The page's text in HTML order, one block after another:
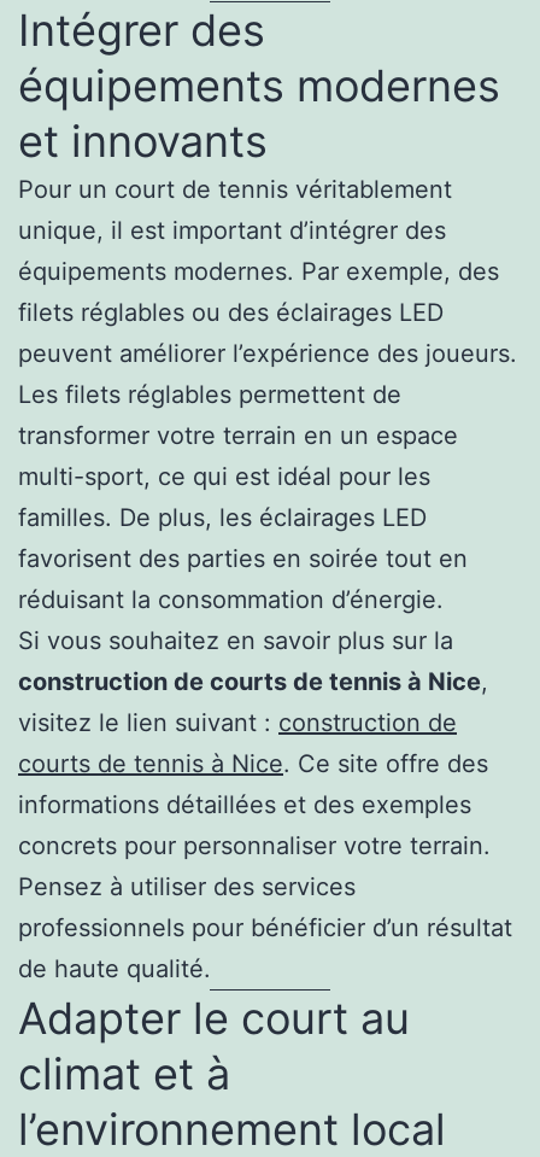
Intégrer des
équipements modernes
et innovants
Pour un court de tennis véritablement
unique, il est important d’intégrer des
équipements modernes. Par exemple, des
filets réglables ou des éclairages LED
peuvent améliorer l’expérience des joueurs.
Les filets réglables permettent de
transformer votre terrain en un espace
multi-sport, ce qui est idéal pour les
familles. De plus, les éclairages LED
favorisent des parties en soirée tout en
réduisant la consommation d’énergie.
Si vous souhaitez en savoir plus sur la
construction de courts de tennis à Nice,
visitez le lien suivant : construction de
courts de tennis à Nice. Ce site offre des
informations détaillées et des exemples
concrets pour personnaliser votre terrain.
Pensez à utiliser des services
professionnels pour bénéficier d’un résultat
de haute qualité.
Adapter le court au
climat et à
l’environnement local